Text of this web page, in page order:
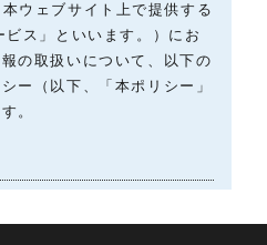
ウェブサイト上で提供する
ス」といいます。）にお
の取扱いについて、以下の
ー（以下、「本ポリシー」
。
する個人に関する情報であ